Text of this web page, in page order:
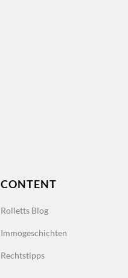
CONTENT
Rolletts Blog
Immogeschichten
Rechtstipps